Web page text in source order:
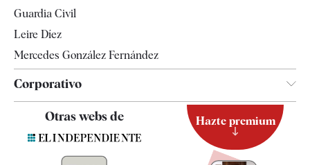
Guardia Civil
Leire Díez
Mercedes González Fernández
Corporativo
Contacto
Otras webs de Hazte premium